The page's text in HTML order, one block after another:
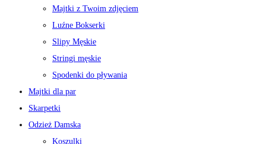
Majtki z Twoim zdjęciem
Luźne Bokserki
Slipy Męskie
Stringi męskie
Spodenki do pływania
Majtki dla par
Skarpetki
Odzież Damska
Koszulki